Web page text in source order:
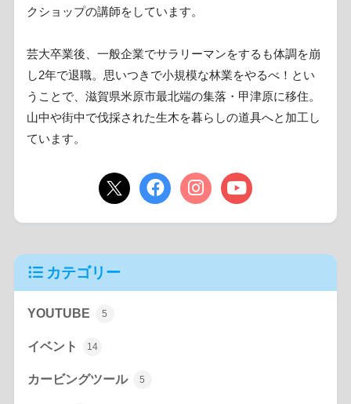
クショップの講師をしています。
芸大卒業後、一般企業でサラリーマンをするも体調を崩
し2年で退職。思いつきで小規模な林業をやるべ！とい
うことで、滋賀県米原市最北端の集落・甲津原に移住。
山中や街中で伐採された生木を暮らしの道具へと加工し
ています。
カテゴリー
YOUTUBE 5
イベント 14
カービングツール 5